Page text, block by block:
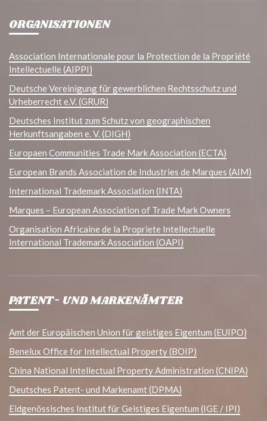
ORGANISATIONEN
Association Internationale pour la Protection de la Propriété
Intellectuelle (AIPPI)
Deutsche Vereinigung für gewerblichen Rechtsschutz und
Urheberrecht e.V. (GRUR)
Deutsches Institut zum Schutz von geographischen
Herkunftsangaben e. V. (DIGH)
Europaen Communities Trade Mark Association (ECTA)
European Brands Association de Industries de Marques (AIM)
International Trademark Association (INTA)
Marques – European Association of Trade Mark Owners
Organisation Africaine de la Propriete Intellectuelle
International Trademark Association (OAPI)
PATENT- UND MARKENÄMTER
Amt der Europäischen Union für geistiges Eigentum (EUIPO)
Benelux Office for Intellectual Property (BOIP)
China National Intellectual Property Administration (CNIPA)
Deutsches Patent- und Markenamt (DPMA)
Eidgenössisches Institut für Geistiges Eigentum (IGE / IPI)